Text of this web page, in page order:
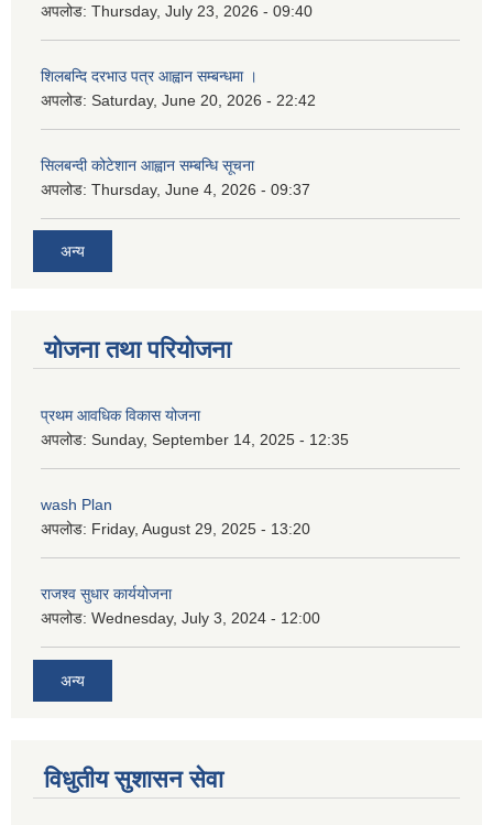
अपलोड: Thursday, July 23, 2026 - 09:40
शिलबन्दि दरभाउ पत्र आह्वान सम्बन्धमा ।
अपलोड: Saturday, June 20, 2026 - 22:42
सिलबन्दी कोटेशान आह्वान सम्बन्धि सूचना
अपलोड: Thursday, June 4, 2026 - 09:37
अन्य
योजना तथा परियोजना
प्रथम आवधिक विकास योजना
अपलोड: Sunday, September 14, 2025 - 12:35
wash Plan
अपलोड: Friday, August 29, 2025 - 13:20
राजश्व सुधार कार्ययोजना
अपलोड: Wednesday, July 3, 2024 - 12:00
अन्य
विधुतीय सुशासन सेवा